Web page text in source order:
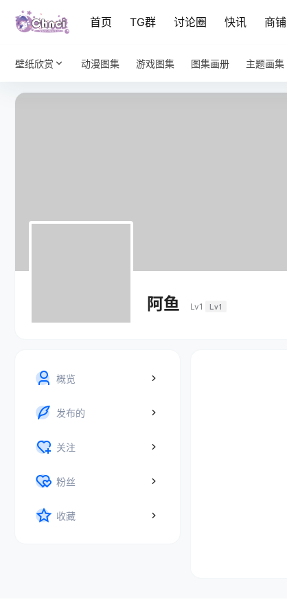
首页 TG群 讨论圈 快讯 商铺
壁纸欣赏 动漫图集 游戏图集 图集画册 主题画集
阿鱼 Lv1
Lv1
概览
发布的
关注
粉丝
收藏